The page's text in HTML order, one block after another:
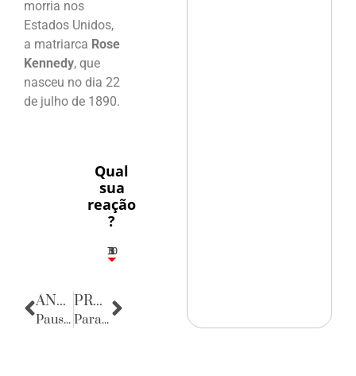
morria nos
Estados Unidos,
a matriarca Rose
Kennedy, que
nasceu no dia 22
de julho de 1890.
Qual
sua
reação
?
5
1
1
3
10
ANTERIOR
Pausa poética
PRÓXIMA
Parabéns